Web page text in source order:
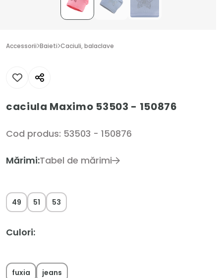
Accessorii Baieti Caciuli, balaclave
caciula Maximo 53503 - 150876
Cod produs: 53503 - 150876
Mărimi:Tabel de mărimi
49 51 53
Culori:
fuxia jeans